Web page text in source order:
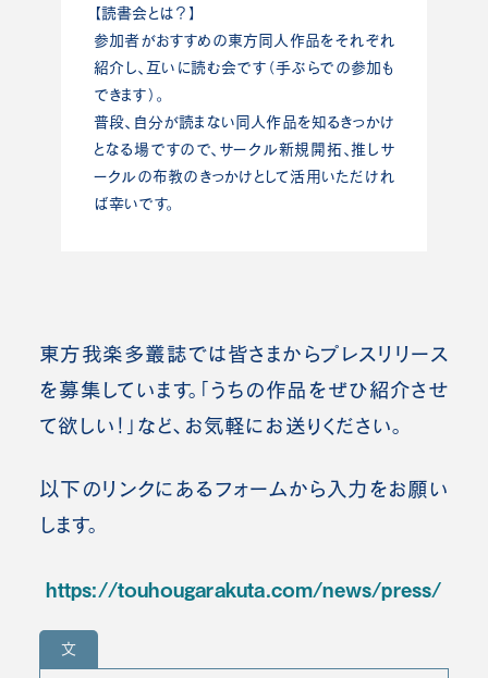
【読書会とは？】
参加者がおすすめの東方同人作品をそれぞれ
紹介し、互いに読む会です（手ぶらでの参加も
できます）。
普段、自分が読まない同人作品を知るきっかけ
となる場ですので、サークル新規開拓、推しサ
ークルの布教のきっかけとして活用いただけれ
ば幸いです。
東方我楽多叢誌では皆さまからプレスリリース
を募集しています。「うちの作品をぜひ紹介させ
て欲しい！」など、お気軽にお送りください。
以下のリンクにあるフォームから入力をお願い
します。
https://touhougarakuta.com/news/press/
文